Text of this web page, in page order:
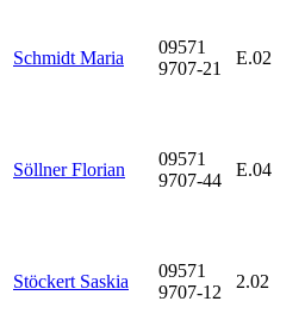
Schmidt Maria
09571
9707-21
E.02
Söllner Florian
09571
9707-44
E.04
Stöckert Saskia
09571
9707-12
2.02